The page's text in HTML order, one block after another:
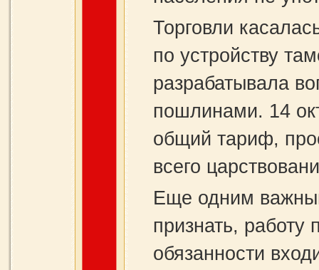
Торговли
по устройству
разрабатывала
пошлинами. 14
общий тариф,
всего
Еще одним
признать, работу
обязанности